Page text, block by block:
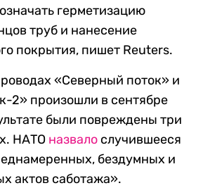
герметизацию
труб и нанесение
покрытия, пишет Reuters.
«Северный поток» и
2» произошли в сентябре
были повреждены три
НАТО назвало случившееся
бездумных и
актов саботажа».